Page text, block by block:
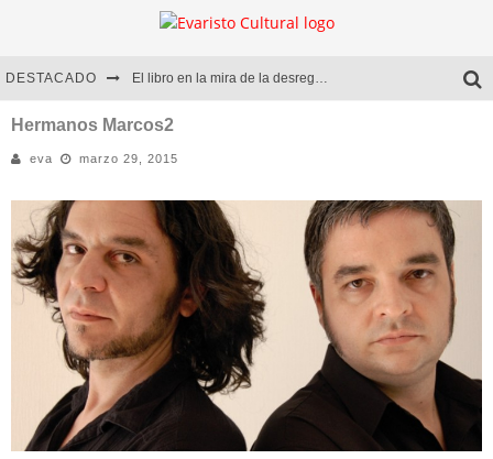
DESTACADO El libro en la mira de la desregulación
Marcelo Rubio | El llovedor
Diego Meret | Hotel Acapulco
Alejandra Correa | La nieve
Hermanos Marcos2
eva marzo 29, 2015